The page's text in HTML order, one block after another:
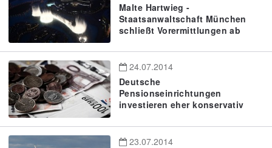
Malte Hartwieg -
Staatsanwaltschaft München
schließt Vorermittlungen ab
24.07.2014
Deutsche
Pensionseinrichtungen
investieren eher konservativ
23.07.2014